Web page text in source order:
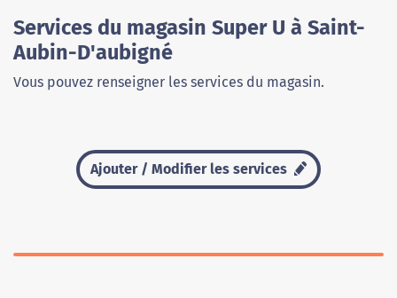
Services du magasin Super U à Saint-
Aubin-D'aubigné
Vous pouvez renseigner les services du magasin.
Ajouter / Modifier les services